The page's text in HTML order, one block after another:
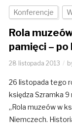
Konferencje
Rola
pamięci –
28 listopada 2013
26 listopada tego
księdza Szramka
„Rola muzeów w
Niemczech.